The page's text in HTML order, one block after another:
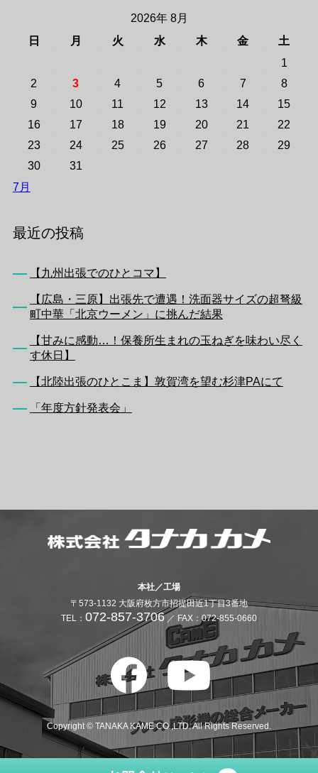
2026年 8月
日
月 火 水 木 金
土
1
2
3 4 5 6 7
8
9
10 11 12 13 14
15
16
17 18 19 20 21
22
23
24 25 26 27 28
29
30
31
7月
最近の投稿
【九州出張でのひとコマ】
【広島・三原】出張先で遭遇！洗面器サイズの超弩級
町中華「北京ウーメン」に挑んだ結果
【甘みに感動…！保養所生まれの玉ねぎを味わい尽く
す休日】
【北陸出張のひとこま】敦賀湾を望む杉津PAにて
「年度方針発表会」
本社／工場
〒573-1132 大阪府枚方市招提田近1丁目3番地
TEL： 072-857-3706／ FAX：072-855-0660
Copyright © TANAKA KAME CO.,LTD. All Rights Reserved.